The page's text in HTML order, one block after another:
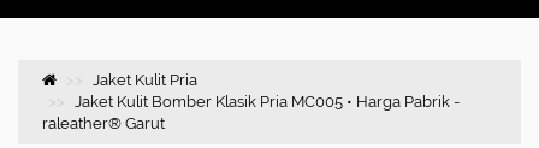
Jaket Kulit Pria
Jaket Kulit Bomber Klasik Pria MC005 • Harga Pabrik -
raleather® Garut